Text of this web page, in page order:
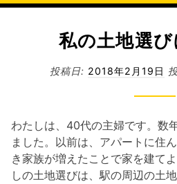
へ
私の土地選
投稿日: 2018年2月19日
わたしは、40代の主婦です。数
ました。以前は、アパートに住
き家族が増えたことで家を建て
しの土地選びは、駅の周辺の土